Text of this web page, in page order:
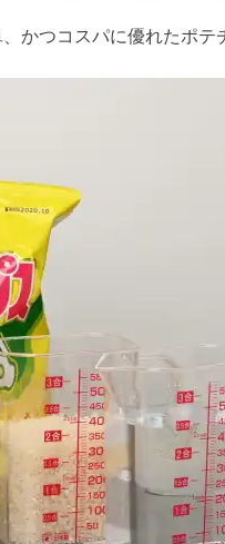
かつコスパに優れたポテ